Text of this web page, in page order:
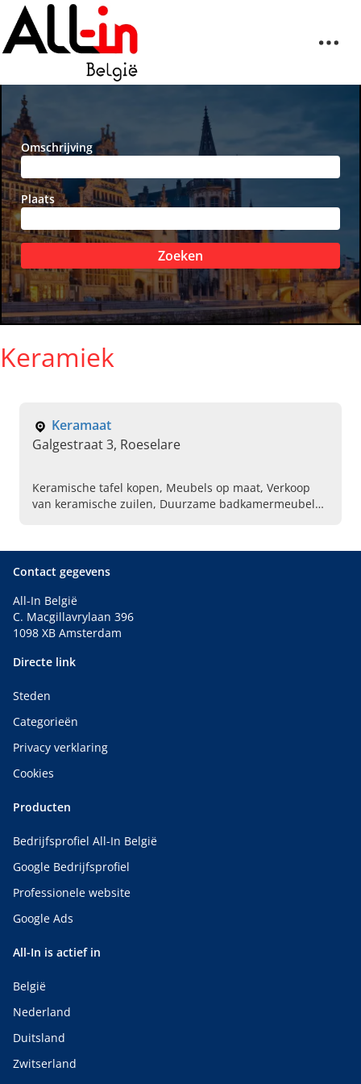
Omschrijving
Plaats
Zoeken
Keramiek
Keramaat
Galgestraat 3, Roeselare
Keramische tafel kopen, Meubels op maat, Verkoop
van keramische zuilen, Duurzame badkamermeubels
Contact gegevens
All-In België
C. Macgillavrylaan 396
1098 XB Amsterdam
Directe link
Steden
Categorieën
Privacy verklaring
Cookies
Producten
Bedrijfsprofiel All-In België
Google Bedrijfsprofiel
Professionele website
Google Ads
All-In is actief in
België
Nederland
Duitsland
Zwitserland